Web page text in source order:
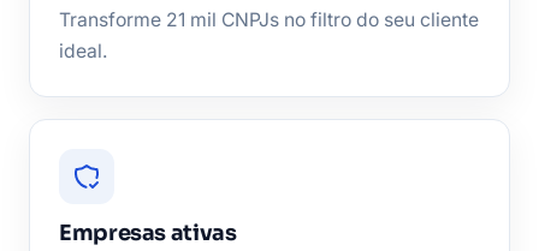
Transforme 21 mil CNPJs no filtro do seu cliente
ideal.
Empresas ativas